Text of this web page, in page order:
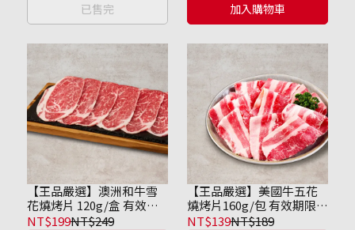
已售完 加入購物車
【王品嚴選】澳洲和牛雪
花燒烤片 120g/盒 有效日
期到2026/11/19
NT$199NT$249
【王品嚴選】美國牛五花
燒烤片160g/包 有效期限到
2026/11/11
NT$139NT$189